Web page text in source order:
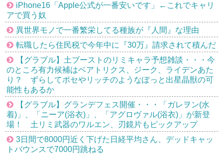
iPhone16「Apple公式が一番安いです」←これでキャリ
アで買う奴
異世界モノで一番繁栄してる種族が『人間』な理由
転職したら住民税で今年中に『30万』請求されて積んだ
【グラブル】土ブーストのリミキャラ予想雑談・・・今
のところ有力候補はベアトリクス、ジーク、ライデンあた
り？ ずらしてポセやリッチのようなぽっと出星晶獣の可
能性もあるか
【グラブル】グランデフェス開催・・・「ガレヲン(水
着)」、「ニーア(浴衣)」、「アグロヴァル(浴衣)」が新登
場！ 土リミ武器のワルエン、刃鏡片もピックアップ
3日間で8000円近く下げた日経平均さん、デッドキャッ
トバウンスで7000円跳ねる